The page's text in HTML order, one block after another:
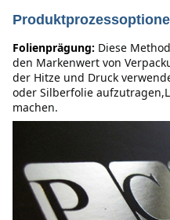
Folienprägung: Diese
den Markenwert von
der Hitze und Druck
oder Silberfolie
machen.